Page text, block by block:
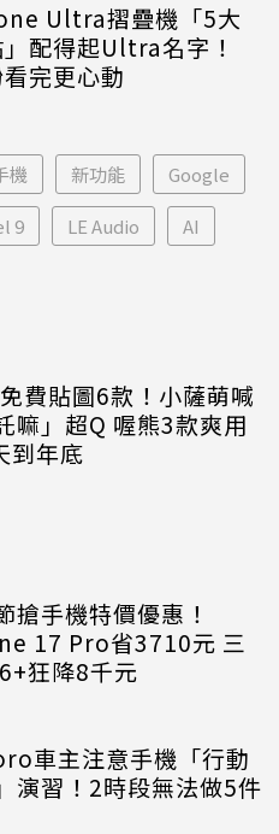
Ultra摺疊機「5大
配得起Ultra名字！
完更心動
機 新功能 Google
9 LE Audio AI
費貼圖6款！小薩萌喊
嘛」超Q 喔熊3款爽用
到年底
搶手機特價優惠！
17 Pro省3710元 三
狂降8千元
車主注意手機「行動
演習！2時段無法做5件